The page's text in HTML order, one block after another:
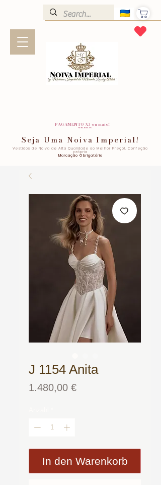
PAGAMENTO X3 ou mais!
SEM JUROS!
Seja Uma Noiva Imperial!
Vestidos de Noiva de Alta Qualidade ao Melhor Preço!. Confeção
própria
Marcação Obrigatória
J 1154 Anita
1.480,00 €Preis
In den Warenkorb